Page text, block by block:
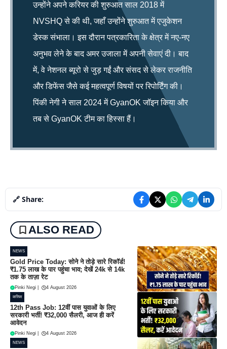
उन्होंने अपने करियर की शुरुआत साल 2018 में
NVSHQ से की थी, जहाँ उन्होंने शुरुआत में एजुकेशन
डेस्क संभाला। इस दौरान पत्रकारिता के क्षेत्र में नए-नए
अनुभव लेने के बाद अमर उजाला में अपनी सेवाएं दी। बाद
में, वे नेशनल ब्यूरो से जुड़ गईं और संसद से लेकर राजनीति
और डिफेंस जैसे कई महत्वपूर्ण विषयों पर रिपोर्टिंग की।
पिंकी नेगी ने साल 2024 में GyanOK जॉइन किया और
तब से GyanOK टीम का हिस्सा हैं।
🔗 Share:
ALSO READ
NEWS
Gold Price Today: सोने ने तोड़े सारे रिकॉर्ड!
₹1.75 लाख के पार पहुंचा भाव; देखें 24k से 14k
तक के ताज़ा रेट
Pinki Negi 4 August 2026
करियर
12th Pass Job: 12वीं पास युवाओं के लिए
सरकारी भर्ती! ₹32,000 सैलरी, आज ही करें
आवेदन
Pinki Negi 4 August 2026
NEWS